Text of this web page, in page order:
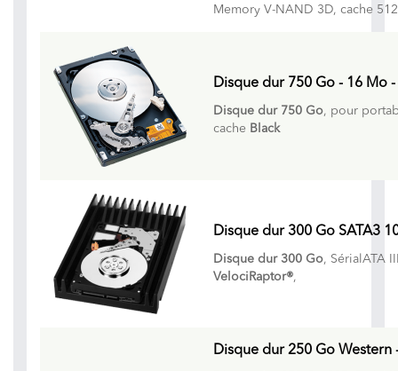
Memory V-NAND 3D, cache
Disque dur 750 Go - 16 Mo
Disque dur 750 Go, pour
cache Black
Disque dur 300 Go SATA3
Disque dur 300 Go, SérialATA
VelociRaptor®,
Disque dur 250 Go Western